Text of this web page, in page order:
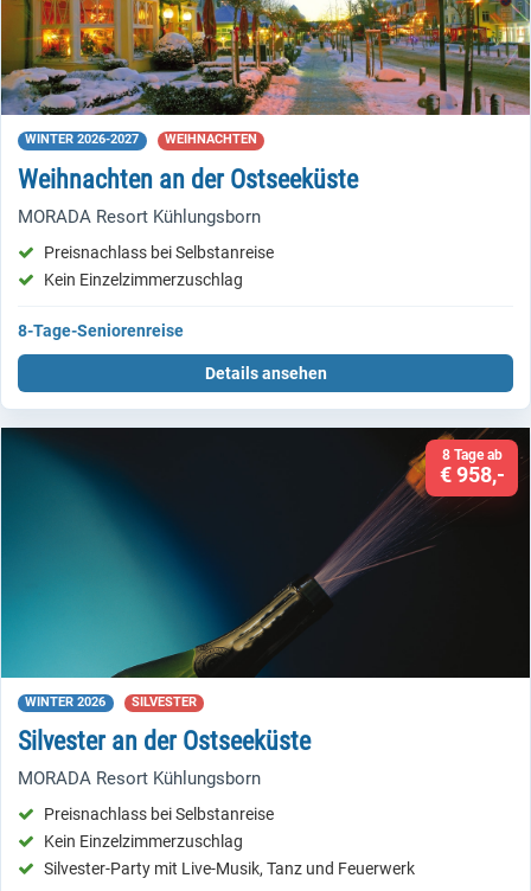
WINTER 2026-2027 WEIHNACHTEN
Weihnachten an der Ostseeküste
MORADA Resort Kühlungsborn
Preisnachlass bei Selbstanreise
Kein Einzelzimmerzuschlag
8-Tage-Seniorenreise
Details ansehen
8 Tage ab
€ 958,-
WINTER 2026 SILVESTER
Silvester an der Ostseeküste
MORADA Resort Kühlungsborn
Preisnachlass bei Selbstanreise
Kein Einzelzimmerzuschlag
Silvester-Party mit Live-Musik, Tanz und Feuerwerk